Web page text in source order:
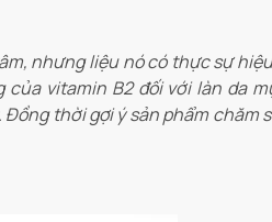
nhưng liệu nó có thực sự
vitamin B2 đối với làn da
thời gợi ý sản phẩm chăm